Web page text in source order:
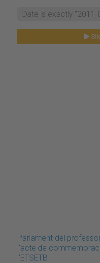
Date is exactly "2011-
Parlament del
l'acte de
l'ETSETB